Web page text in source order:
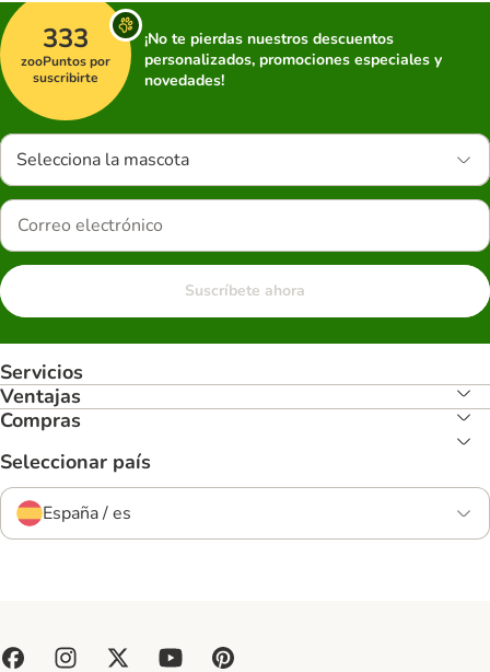
333
zooPuntos por
suscribirte
¡No te pierdas nuestros descuentos
personalizados, promociones especiales y
novedades!
Selecciona la mascota
Suscríbete ahora
Servicios
Ventajas
Compras
Seleccionar país
España / es